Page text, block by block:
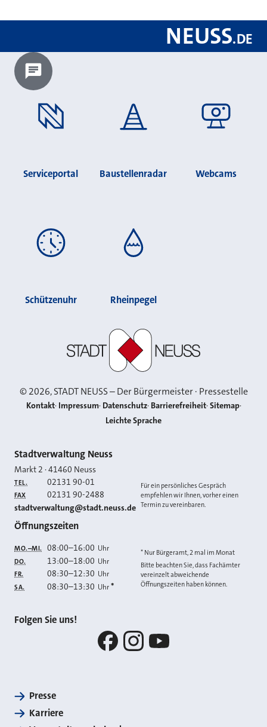
NEUSS.DE
Chatbot laden?
Serviceportal Baustellenradar Webcams
Schützenuhr Rheinpegel
©2026, STADT NEUSS – Der Bürgermeister · Pressestelle
Kontakt Impressum Datenschutz Barrierefreiheit Sitemap
Leichte Sprache
Kontakt
Stadtverwaltung Neuss
Markt 2 ·41460 Neuss
TEL. 02131 90-01
FAX 02131 90-2488
E-MAIL
stadtverwaltung@stadt.neuss.de
Für ein persönliches Gespräch
empfehlen wir Ihnen, vorher einen
Termin zu vereinbaren.
Öffnungszeiten
MO.–MI. 08:00–16:00 Uhr
DO. 13:00–18:00 Uhr
FR. 08:30–12:30 Uhr
SA. 08:30–13:30 Uhr *
* Nur Bürgeramt, 2 mal im Monat
Bitte beachten Sie, dass Fachämter
vereinzelt abweichende
Öffnungszeiten haben können.
Folgen Sie uns!
Presse
Karriere